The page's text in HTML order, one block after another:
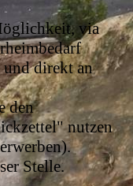
via
und direkt an
den
nutzen
Stelle.